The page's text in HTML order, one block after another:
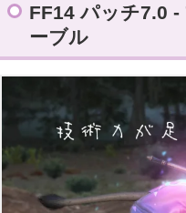
FF14 パッチ7.0
ーブル